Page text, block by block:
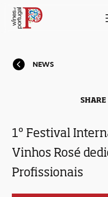
NEWS
1º Festival
Vinhos Rosé
Profissionais
SHARE